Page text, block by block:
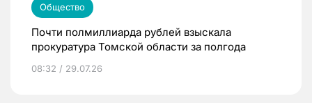
Общество
Почти полмиллиарда рублей взыскала
прокуратура Томской области за полгода
08:32 / 29.07.26